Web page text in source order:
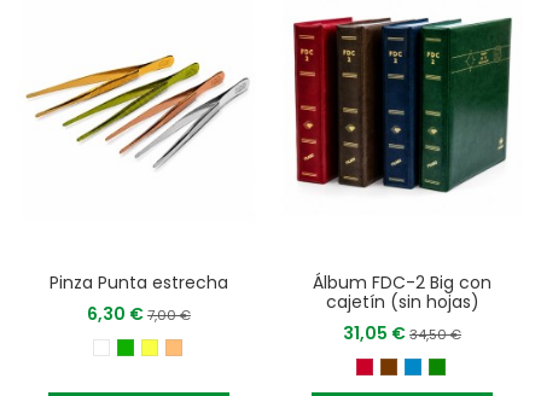
Pinza Punta estrecha
6,30 €7,00 €
Álbum FDC-2 Big con
cajetín (sin hojas)
31,05 €34,50 €